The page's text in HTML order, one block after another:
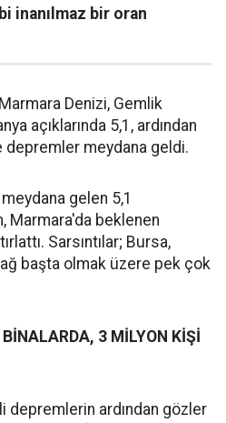
inanılmaz bir oran
Denizi, Gemlik
açıklarında 5,1, ardından
depremler meydana geldi.
gelen 5,1
Marmara'da beklenen
Sarsıntılar; Bursa,
başta olmak üzere pek çok
3 MİLYON KİŞİ
depremlerin ardından gözler